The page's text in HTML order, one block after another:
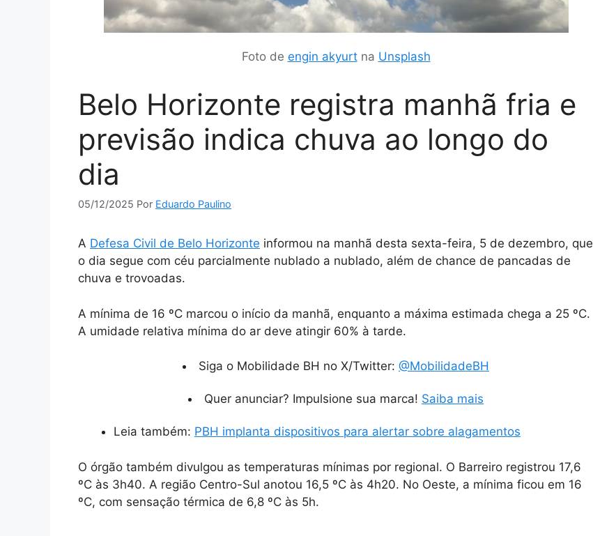
Foto de engin akyurtna Unsplash
Belo Horizonte registra manhã fria e
previsão indica chuva ao longo do
dia
05/12/2025 Por Eduardo Paulino
A Defesa Civil de Belo Horizonte informou na manhã desta sexta-feira, 5 de dezembro, que
o dia segue com céu parcialmente nublado a nublado, além de chance de pancadas de
chuva e trovoadas.
A mínima de 16 ºC marcou o início da manhã, enquanto a máxima estimada chega a 25 ºC.
A umidade relativa mínima do ar deve atingir 60% à tarde.
Siga o Mobilidade BH no X/Twitter: @MobilidadeBH
Quer anunciar? Impulsione sua marca! Saiba mais
Leia também: PBH implanta dispositivos para alertar sobre alagamentos
O órgão também divulgou as temperaturas mínimas por regional. O Barreiro registrou 17,6
ºC às 3h40. A região Centro-Sul anotou 16,5 ºC às 4h20. No Oeste, a mínima ficou em 16
ºC, com sensação térmica de 6,8 ºC às 5h.